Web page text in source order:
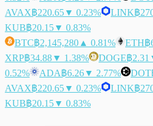
AVAX฿220.65▼ 0.23% LINK฿
KUB฿20.15▼ 0.83%
BTC฿2,145,280 ▲ 0.81% ETH฿
XRP฿34.88▼ 1.38% DOGE฿2.31
0.52%
ADA฿6.26▼ 2.77% DOT
AVAX฿220.65▼ 0.23% LINK฿
KUB฿20.15▼ 0.83%